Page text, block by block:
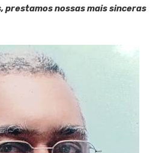
prestamos nossas mais sinceras